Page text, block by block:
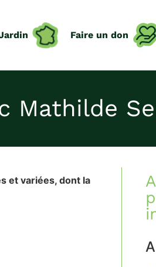
Faire un don
Mathilde
et variées, dont la